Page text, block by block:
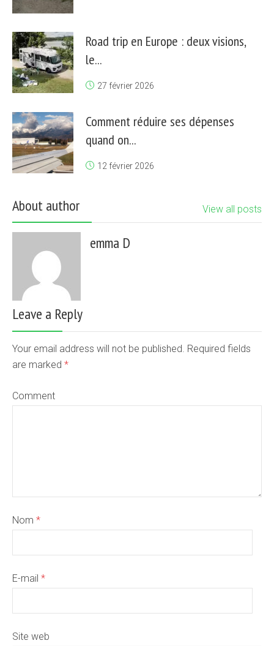
Road trip en Europe : deux visions,
le...
27 février 2026
Comment réduire ses dépenses
quand on...
12 février 2026
About author View all posts
emma D
Leave a Reply
Your email address will not be published. Required fields
are marked *
Comment
Nom *
E-mail *
Site web